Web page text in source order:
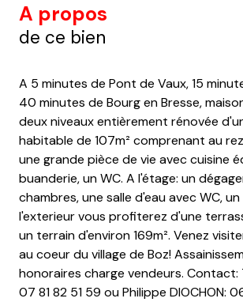
A propos
de ce bien
A 5 minutes de Pont de Vaux, 15
40 minutes de Bourg en Bresse,
deux niveaux entièrement rénovée
habitable de 107m² comprenant au
une grande pièce de vie avec cuisine
buanderie, un WC. A l'étage: un
chambres, une salle d'eau avec WC,
l'exterieur vous profiterez d'une
un terrain d'environ 169m². Venez
au coeur du village de Boz!
honoraires charge vendeurs. Contact:
07 81 82 51 59 ou Philippe DIOCHON: